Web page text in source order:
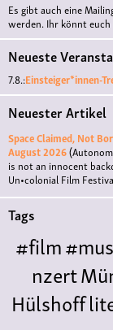
Es gibt auch eine
werden. Ihr könnt euch
Neueste
7.8.:Einsteiger*innen-
Neuester Artikel
Space Claimed, Not
August 2026
is not an innocent
Un•colonial Film
Tags
#film
nzert
Hülshoff